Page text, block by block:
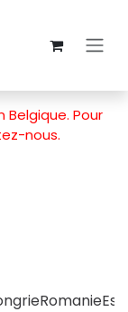
Belgique. Pour
nous.
Romanie